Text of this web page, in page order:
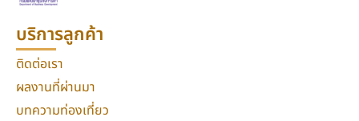
บริการลูกค้า
ติดต่อเรา
ผลงานที่ผ่านมา
บทความท่องเที่ยว